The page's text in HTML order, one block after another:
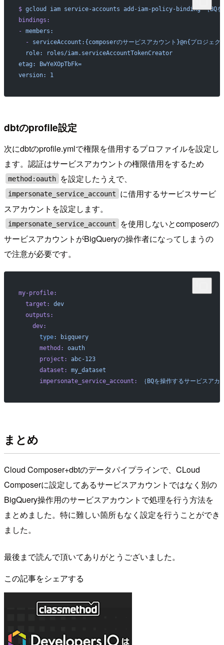
$ gcloud iam service-accounts add-iam-policy-binding ｛BQ
bindings:
- members:
  -
serviceAccount:{composerのサービスアカウント}@n{プロジ
  role: roles/iam.serviceAccountTokenCreator
etag: BwYeXOpTbFk=
version: 1
dbtのprofile設定
次にdbtのprofile.ymlで権限を借用するプロファイルを設定し
ます。認証はサービスアカウントの権限借用をするため
method:oauth を設定したうえで、
impersonate_service_account
に借用するサービスサービ
スアカウントを設定します。
impersonate_service_account
を使用しないとcomposerの
サービスアカウントがBigQueryの操作者になってしまうの
で注意が必要です。
my-profile:
  target:
dev
  outputs:
    dev:
      type
:
bigquery
      method:
oauth
      project:
abc-123
      dataset:
my_dataset
      impersonate_service_account:
｛BQを操作するサービスア
まとめ
Cloud Composer+dbtのデータパイプラインで、CLoud
Composerに設定してあるサービスアカウントではなく別の
BigQuery操作用のサービスアカウントで処理を行う方法を
まとめました。特に難しい箇所もなく設定を行うことができ
ました。
最後まで読んで頂いてありがとうございました。
この記事をシェアする